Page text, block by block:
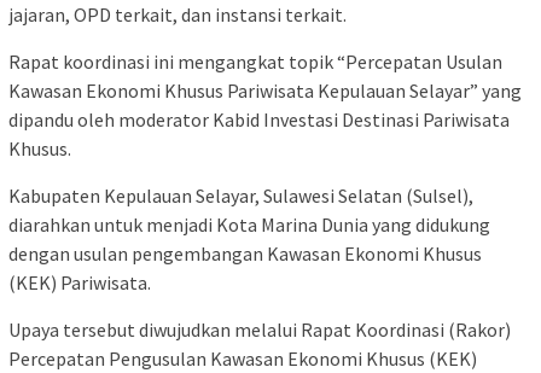
jajaran, OPD terkait, dan instansi terkait.
Rapat koordinasi ini mengangkat topik “Percepatan Usulan
Kawasan Ekonomi Khusus Pariwisata Kepulauan Selayar” yang
dipandu oleh moderator Kabid Investasi Destinasi Pariwisata
Khusus.
Kabupaten Kepulauan Selayar, Sulawesi Selatan (Sulsel),
diarahkan untuk menjadi Kota Marina Dunia yang didukung
dengan usulan pengembangan Kawasan Ekonomi Khusus
(KEK) Pariwisata.
Upaya tersebut diwujudkan melalui Rapat Koordinasi (Rakor)
Percepatan Pengusulan Kawasan Ekonomi Khusus (KEK)